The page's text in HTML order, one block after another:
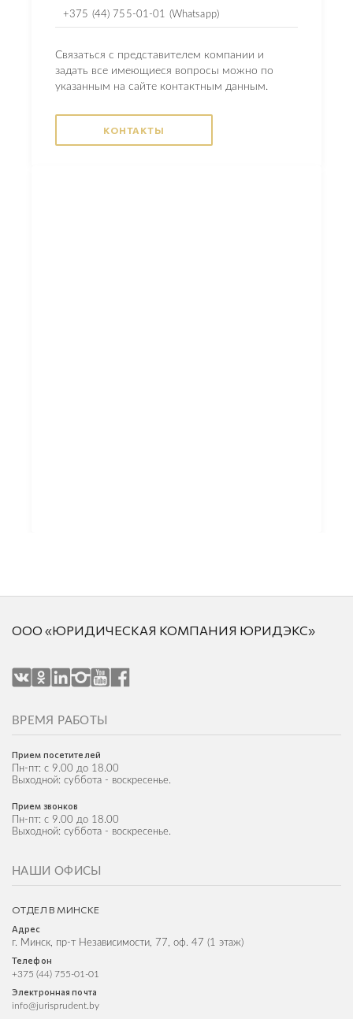
+375 (44) 755-01-01 (Whatsapp)
Связаться с представителем компании и
задать все имеющиеся вопросы можно по
указанным на сайте контактным данным.
КОНТАКТЫ
ООО «ЮРИДИЧЕСКАЯ КОМПАНИЯ ЮРИДЭКС»
НАШИ ОФИСЫ
ОТДЕЛ В МИНСКЕ
Адрес
г. Минск, пр-т Независимости, 77, оф. 47 (1 этаж)
Телефон
+375 (44) 755-01-01
Электронная почта
info@jurisprudent.by
ВРЕМЯ РАБОТЫ
Прием посетителей
Пн-пт: с 9.00 до 18.00
Выходной: суббота - воскресенье.
Прием звонков
Пн-пт: с 9.00 до 18.00
Выходной: суббота - воскресенье.